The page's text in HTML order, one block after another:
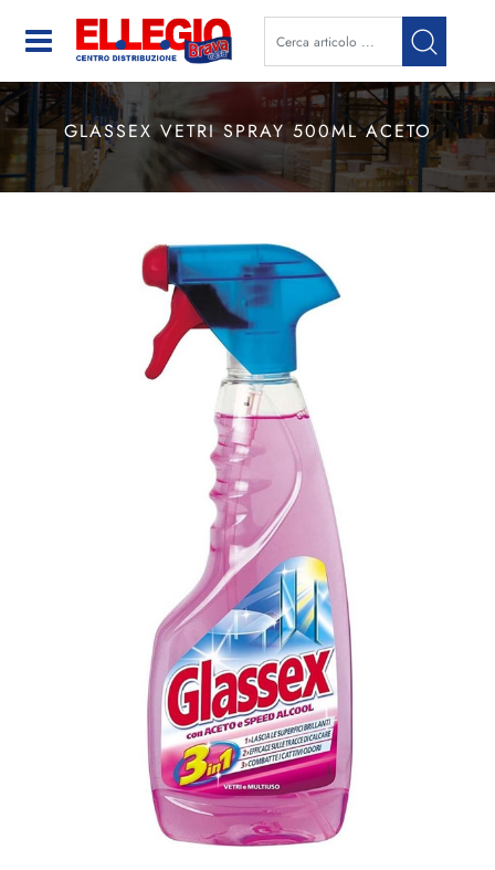
Open
GLASSEX VETRI SPRAY 500ML ACETO